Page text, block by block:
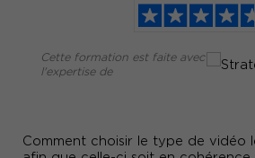
Comment choisir le type de vidéo
Cette formation est faite avec
l'expertise de